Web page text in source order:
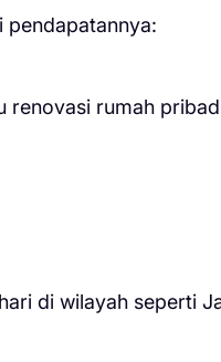
pendapatannya:
renovasi rumah
di wilayah seperti